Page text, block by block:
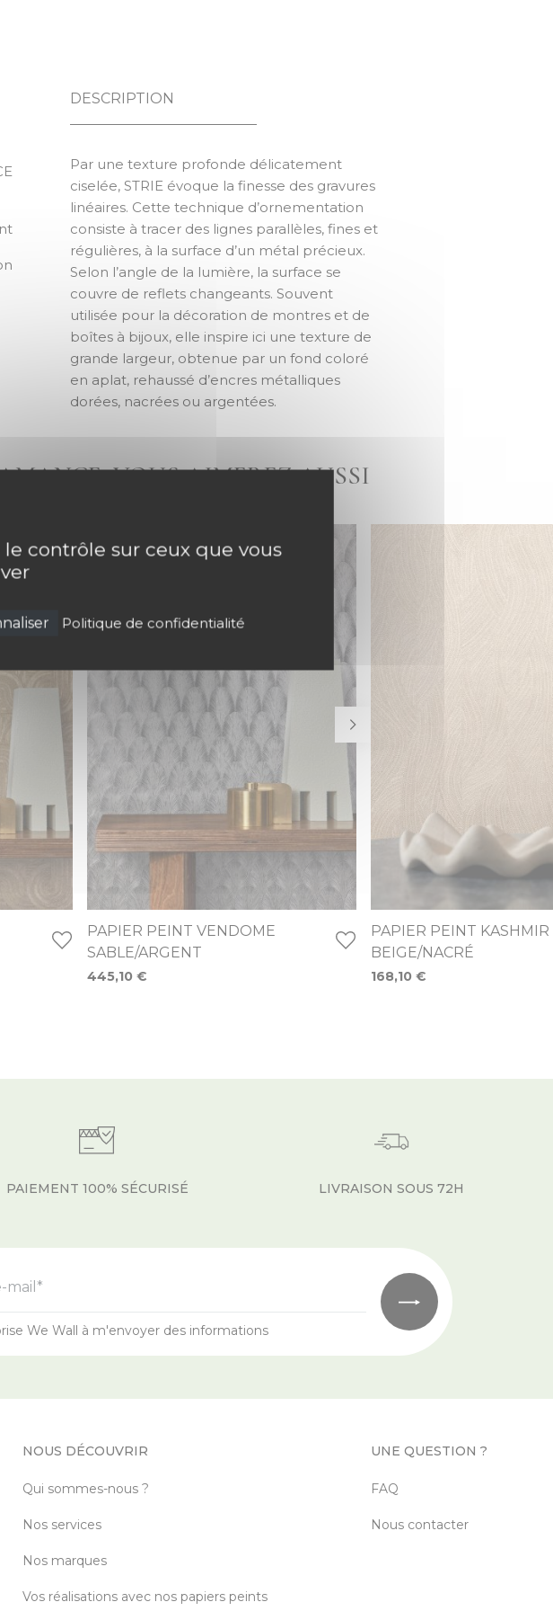
DESCRIPTION
Par une texture profonde délicatement
ciselée, STRIE évoque la finesse des gravures
linéaires. Cette technique d’ornementation
consiste à tracer des lignes parallèles, fines et
régulières, à la surface d’un métal précieux.
Selon l’angle de la lumière, la surface se
couvre de reflets changeants. Souvent
utilisée pour la décoration de montres et de
boîtes à bijoux, elle inspire ici une texture de
grande largeur, obtenue par un fond coloré
en aplat, rehaussé d’encres métalliques
dorées, nacrées ou argentées.
VOUS AIMEREZ AUSSI
PAPIER PEINT VENDOME
SABLE/ARGENT
445,10 €
PAPIER PEINT KASHMIR
BEIGE/NACRÉ
168,10 €
PAIEMENT 100% SÉCURISÉ LIVRAISON SOUS 72H
mail*
We Wall à m'envoyer des informations
NOUS DÉCOUVRIR
Qui sommes-nous ?
Nos services
Nos marques
Vos réalisations avec nos papiers peints
UNE QUESTION ?
FAQ
Nous contacter
contrôle sur ceux que vous
Politique de confidentialité